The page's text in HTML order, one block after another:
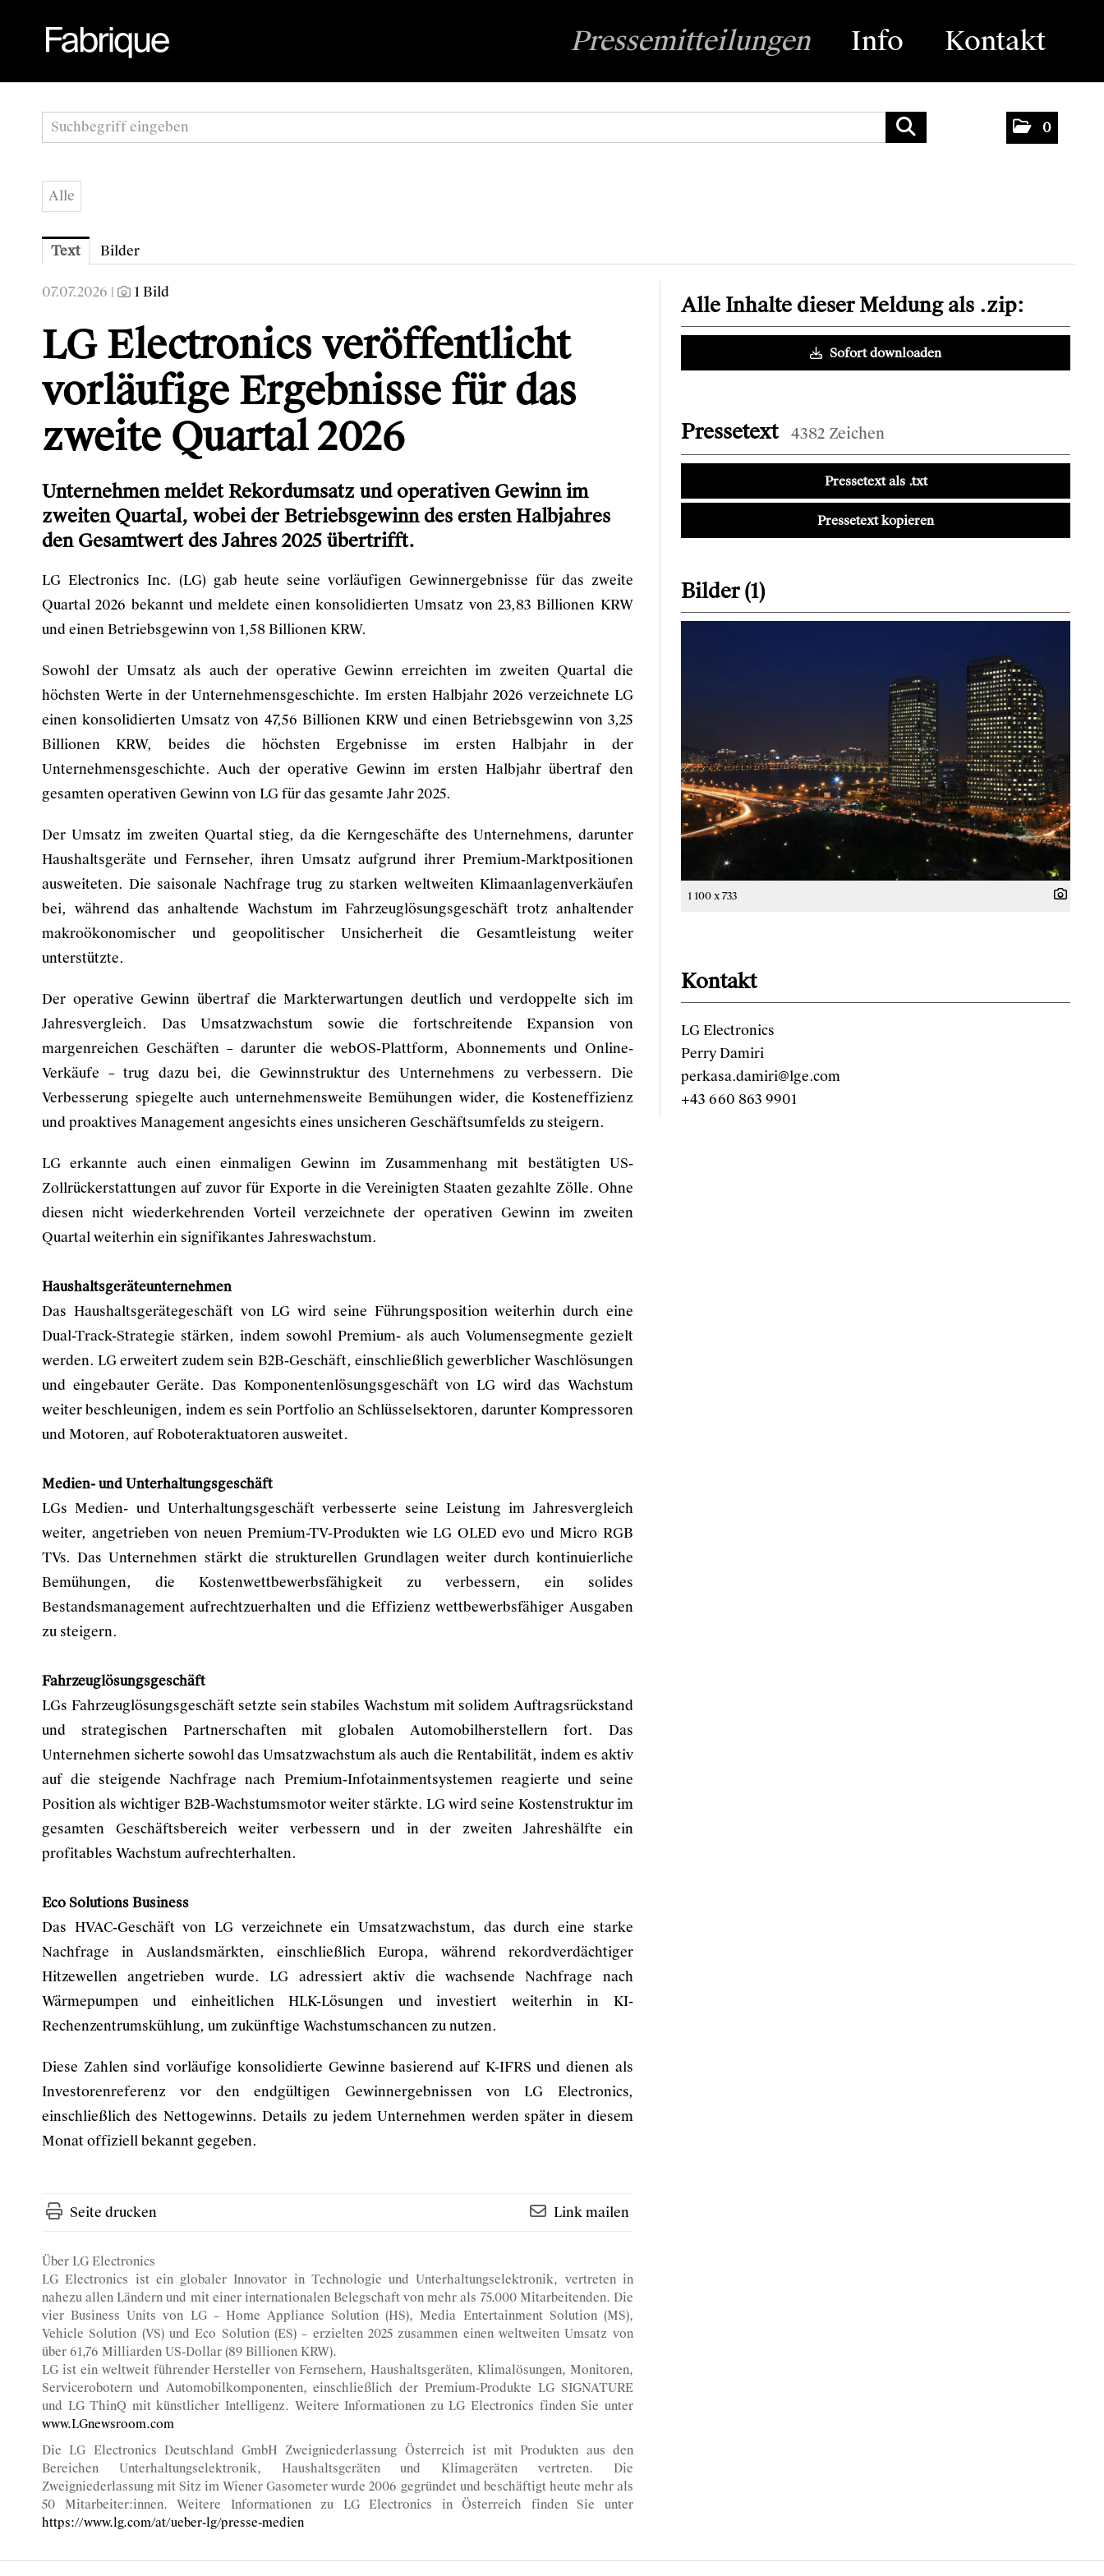
Pressemitteilungen Info Kontakt
0
Alle
Text Bilder
07.07.2026 | 1 Bild
LG Electronics veröffentlicht
vorläufige Ergebnisse für das
zweite Quartal 2026
Unternehmen meldet Rekordumsatz und operativen Gewinn im
zweiten Quartal, wobei der Betriebsgewinn des ersten Halbjahres
den Gesamtwert des Jahres 2025 übertrifft.
LG Electronics Inc. (LG) gab heute seine vorläufigen Gewinnergebnisse für das zweite
Quartal 2026 bekannt und meldete einen konsolidierten Umsatz von 23,83 Billionen KRW
und einen Betriebsgewinn von 1,58 Billionen KRW.
Sowohl der Umsatz als auch der operative Gewinn erreichten im zweiten Quartal die
höchsten Werte in der Unternehmensgeschichte. Im ersten Halbjahr 2026 verzeichnete LG
einen konsolidierten Umsatz von 47,56 Billionen KRW und einen Betriebsgewinn von 3,25
Billionen KRW, beides die höchsten Ergebnisse im ersten Halbjahr in der
Unternehmensgeschichte. Auch der operative Gewinn im ersten Halbjahr übertraf den
gesamten operativen Gewinn von LG für das gesamte Jahr 2025.
Der Umsatz im zweiten Quartal stieg, da die Kerngeschäfte des Unternehmens, darunter
Haushaltsgeräte und Fernseher, ihren Umsatz aufgrund ihrer Premium-Marktpositionen
ausweiteten. Die saisonale Nachfrage trug zu starken weltweiten Klimaanlagenverkäufen
bei, während das anhaltende Wachstum im Fahrzeuglösungsgeschäft trotz anhaltender
makroökonomischer und geopolitischer Unsicherheit die Gesamtleistung weiter
unterstützte.
Der operative Gewinn übertraf die Markterwartungen deutlich und verdoppelte sich im
Jahresvergleich. Das Umsatzwachstum sowie die fortschreitende Expansion von
margenreichen Geschäften – darunter die webOS-Plattform, Abonnements und Online-
Verkäufe – trug dazu bei, die Gewinnstruktur des Unternehmens zu verbessern. Die
Verbesserung spiegelte auch unternehmensweite Bemühungen wider, die Kosteneffizienz
und proaktives Management angesichts eines unsicheren Geschäftsumfelds zu steigern.
LG erkannte auch einen einmaligen Gewinn im Zusammenhang mit bestätigten US-
Zollrückerstattungen auf zuvor für Exporte in die Vereinigten Staaten gezahlte Zölle. Ohne
diesen nicht wiederkehrenden Vorteil verzeichnete der operativen Gewinn im zweiten
Quartal weiterhin ein signifikantes Jahreswachstum.
Haushaltsgeräteunternehmen
Das Haushaltsgerätegeschäft von LG wird seine Führungsposition weiterhin durch eine
Dual-Track-Strategie stärken, indem sowohl Premium- als auch Volumensegmente gezielt
werden. LG erweitert zudem sein B2B-Geschäft, einschließlich gewerblicher Waschlösungen
und eingebauter Geräte. Das Komponentenlösungsgeschäft von LG wird das Wachstum
weiter beschleunigen, indem es sein Portfolio an Schlüsselsektoren, darunter Kompressoren
und Motoren, auf Roboteraktuatoren ausweitet.
Medien- und Unterhaltungsgeschäft
LGs Medien- und Unterhaltungsgeschäft verbesserte seine Leistung im Jahresvergleich
weiter, angetrieben von neuen Premium-TV-Produkten wie LG OLED evo und Micro RGB
TVs. Das Unternehmen stärkt die strukturellen Grundlagen weiter durch kontinuierliche
Bemühungen, die Kostenwettbewerbsfähigkeit zu verbessern, ein solides
Bestandsmanagement aufrechtzuerhalten und die Effizienz wettbewerbsfähiger Ausgaben
zu steigern.
Fahrzeuglösungsgeschäft
LGs Fahrzeuglösungsgeschäft setzte sein stabiles Wachstum mit solidem Auftragsrückstand
und strategischen Partnerschaften mit globalen Automobilherstellern fort. Das
Unternehmen sicherte sowohl das Umsatzwachstum als auch die Rentabilität, indem es aktiv
auf die steigende Nachfrage nach Premium-Infotainmentsystemen reagierte und seine
Position als wichtiger B2B-Wachstumsmotor weiter stärkte. LG wird seine Kostenstruktur im
gesamten Geschäftsbereich weiter verbessern und in der zweiten Jahreshälfte ein
profitables Wachstum aufrechterhalten.
Eco Solutions Business
Das HVAC-Geschäft von LG verzeichnete ein Umsatzwachstum, das durch eine starke
Nachfrage in Auslandsmärkten, einschließlich Europa, während rekordverdächtiger
Hitzewellen angetrieben wurde. LG adressiert aktiv die wachsende Nachfrage nach
Wärmepumpen und einheitlichen HLK-Lösungen und investiert weiterhin in KI-
Rechenzentrumskühlung, um zukünftige Wachstumschancen zu nutzen.
Diese Zahlen sind vorläufige konsolidierte Gewinne basierend auf K-IFRS und dienen als
Investorenreferenz vor den endgültigen Gewinnergebnissen von LG Electronics,
einschließlich des Nettogewinns. Details zu jedem Unternehmen werden später in diesem
Monat offiziell bekannt gegeben.
Seite drucken Link mailen
Über LG Electronics
LG Electronics ist ein globaler Innovator in Technologie und Unterhaltungselektronik, vertreten in
nahezu allen Ländern und mit einer internationalen Belegschaft von mehr als 75.000 Mitarbeitenden. Die
vier Business Units von LG – Home Appliance Solution (HS), Media Entertainment Solution (MS),
Vehicle Solution (VS) und Eco Solution (ES) – erzielten 2025 zusammen einen weltweiten Umsatz von
über 61,76 Milliarden US-Dollar (89 Billionen KRW).
LG ist ein weltweit führender Hersteller von Fernsehern, Haushaltsgeräten, Klimalösungen, Monitoren,
Servicerobotern und Automobilkomponenten, einschließlich der Premium-Produkte LG SIGNATURE
und LG ThinQ mit künstlicher Intelligenz. Weitere Informationen zu LG Electronics finden Sie unter
www.LGnewsroom.com
Die LG Electronics Deutschland GmbH Zweigniederlassung Österreich ist mit Produkten aus den
Bereichen Unterhaltungselektronik, Haushaltsgeräten und Klimageräten vertreten. Die
Zweigniederlassung mit Sitz im Wiener Gasometer wurde 2006 gegründet und beschäftigt heute mehr als
50 Mitarbeiter:innen. Weitere Informationen zu LG Electronics in Österreich finden Sie unter
https://www.lg.com/at/ueber-lg/presse-medien
Alle Inhalte dieser Meldung als .zip:
Sofort downloaden
Pressetext 4382 Zeichen
Pressetext als .txt
Pressetext kopieren
Bilder (1)
1 100 x 733
Kontakt
LG Electronics
Perry Damiri
perkasa.damiri@lge.com
+43 660 863 9901